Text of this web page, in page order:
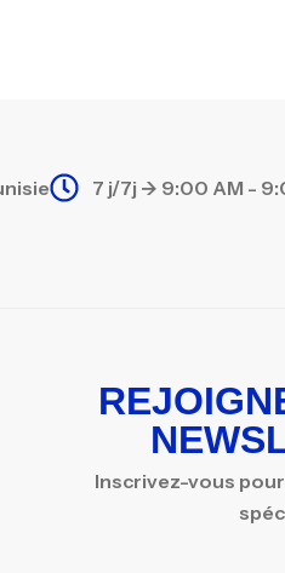
7 j/7j -> 9:00 AM -
Inscrivez-vous